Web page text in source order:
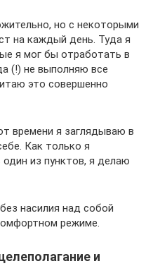
но с некоторыми
на каждый день. Туда я
я мог бы отработать в
(!) не выполняю все
это совершенно
времени я заглядываю в
Как только я
из пунктов, я делаю
насилия над собой
режиме.
и